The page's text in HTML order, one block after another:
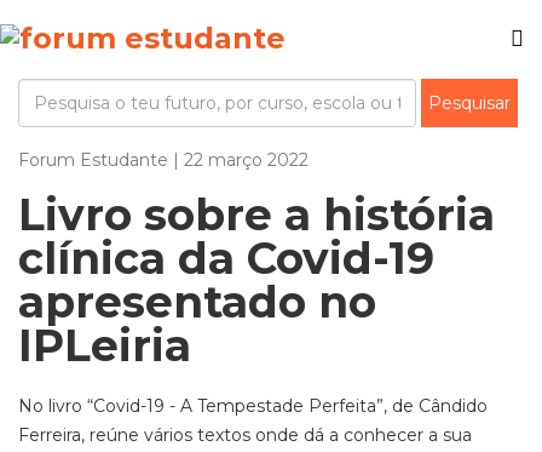
Forum Estudante | 22 março 2022
Livro sobre a história
clínica da Covid-19
apresentado no
IPLeiria
No livro “Covid-19 - A Tempestade Perfeita”, de Cândido
Ferreira, reúne vários textos onde dá a conhecer a sua